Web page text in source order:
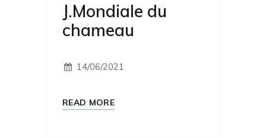
J.Mondiale du
chameau
14/06/2021
READ MORE